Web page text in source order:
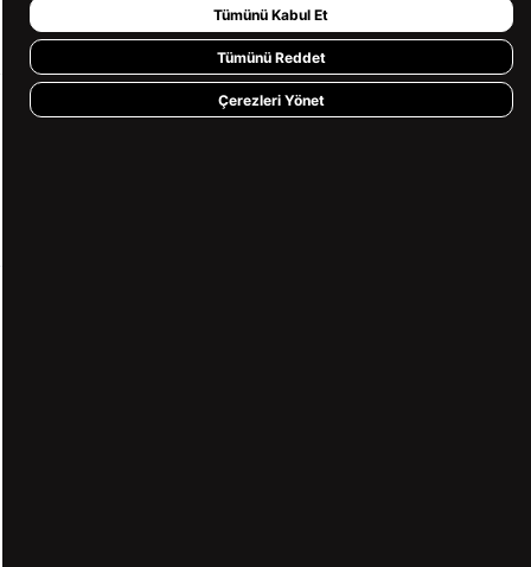
HIZLI ERİŞİM
KVKK ve GİZLİLİK
Tümünü Kabul Et
Tümünü Reddet
Çerezleri Yönet